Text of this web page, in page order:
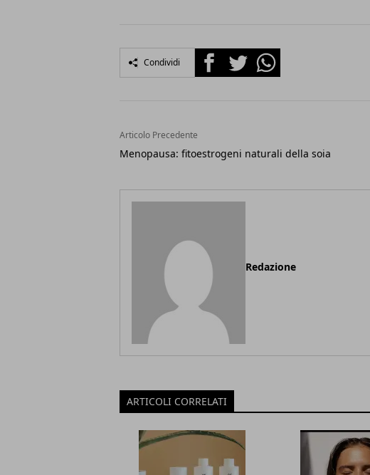
Condividi FacebookTwitterWhatsapp
Articolo Precedente
Menopausa: fitoestrogeni naturali della soia
Redazione
ARTICOLI CORRELATI